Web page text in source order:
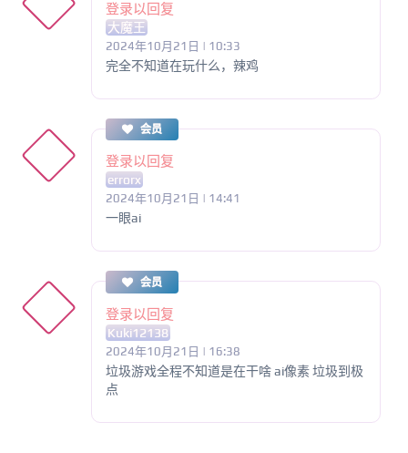
登录以回复
大魔王
2024年10月21日 | 10:33
完全不知道在玩什么，辣鸡
会员
登录以回复
errorx
2024年10月21日 | 14:41
一眼ai
会员
登录以回复
Kuki12138
2024年10月21日 | 16:38
垃圾游戏全程不知道是在干啥 ai像素 垃圾到极
点